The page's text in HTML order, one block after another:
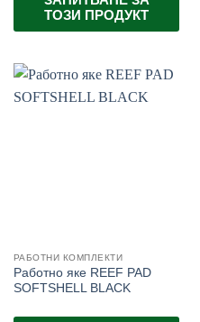
ТОЗИ ПРОДУКТ
РАБОТНИ КОМПЛЕКТИ
Работно яке REEF PAD
SOFTSHELL BLACK